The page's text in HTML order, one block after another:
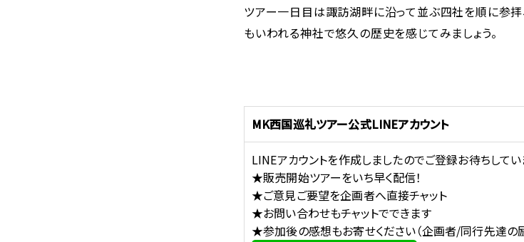
ツアー一日目は諏訪湖畔に沿って並ぶ四社を順に参
もいわれる神社で悠久の歴史を感じてみましょう。
MK西国巡礼ツアー公式LINEアカウント
LINEアカウントを作成しましたのでご登録お待ちしてい
★販売開始ツアーをいち早く配信！
★ご意見ご要望を企画者へ直接チャット
★お問い合わせもチャットでできます
★参加後の感想もお寄せください（企画者/同行先達の励